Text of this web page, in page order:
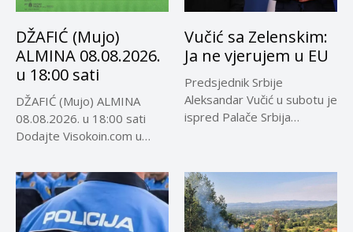
DŽAFIĆ (Mujo)
ALMINA 08.08.2026.
u 18:00 sati
DŽAFIĆ (Mujo) ALMINA
08.08.2026. u 18:00 sati
Dodajte Visokoin.com u
Vučić sa Zelenskim:
Ja ne vjerujem u EU
Predsjednik Srbije
Aleksandar Vučić u subotu je
ispred Palače Srbija